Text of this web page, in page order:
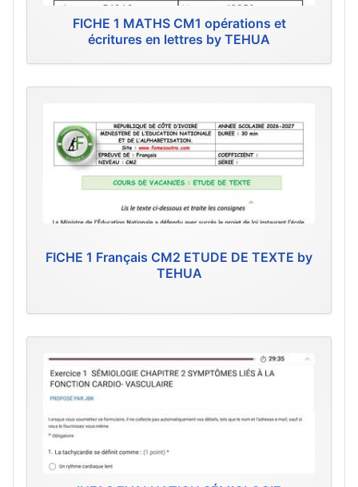
FICHE 1 MATHS CM1 opérations et
écritures en lettres by TEHUA
FICHE 1 Français CM2 ETUDE DE TEXTE by
TEHUA